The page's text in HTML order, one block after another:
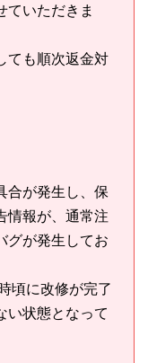
ていただきま
ても順次返金対
合が発生し、保
情報が、通常注
グが発生してお
頃に改修が完了
い状態となって